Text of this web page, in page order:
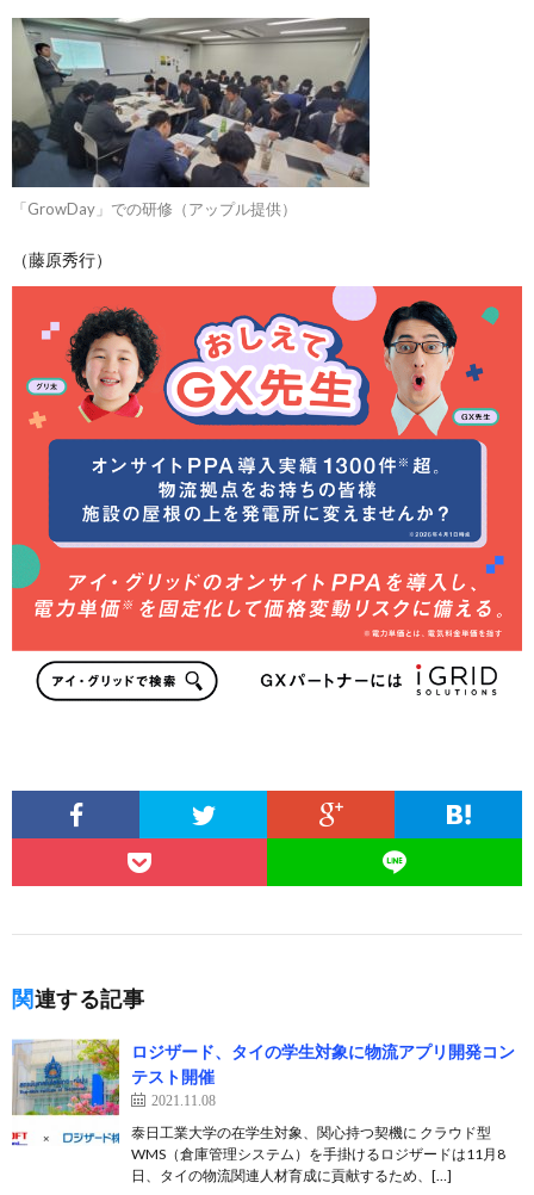
「GrowDay」での研修（アップル提供）
（藤原秀行）
関連する記事
ロジザード、タイの学生対象に物流アプリ開発コン
テスト開催
2021.11.08
泰日工業大学の在学生対象、関心持つ契機に クラウド型
WMS（倉庫管理システム）を手掛けるロジザードは11月8
日、タイの物流関連人材育成に貢献するため、[…]